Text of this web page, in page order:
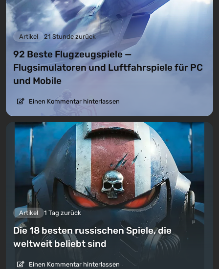
Artikel 21 Stunde zurück
92 Beste Flugzeugspiele —
Flugsimulatoren und Luftfahrspiele für PC
und Mobile
Einen Kommentar hinterlassen
Artikel 1 Tag zurück
Die 18 besten russischen Spiele, die
weltweit beliebt sind
Einen Kommentar hinterlassen